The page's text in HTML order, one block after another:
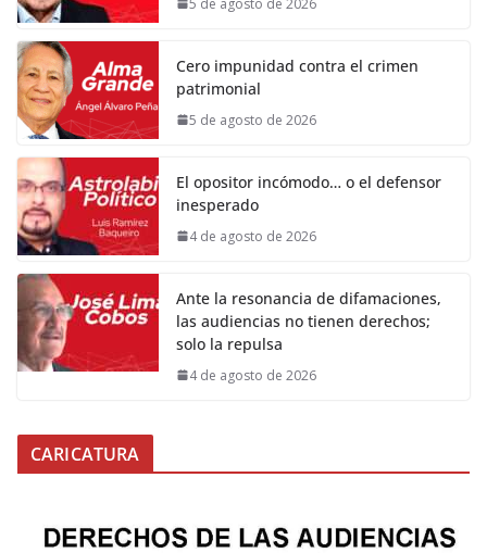
Cero impunidad contra el crimen
patrimonial
5 de agosto de 2026
El opositor incómodo… o el defensor
inesperado
4 de agosto de 2026
Ante la resonancia de difamaciones,
las audiencias no tienen derechos;
solo la repulsa
4 de agosto de 2026
CARICATURA